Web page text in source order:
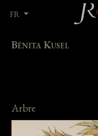
FR
Bénita Kusel
Arbre